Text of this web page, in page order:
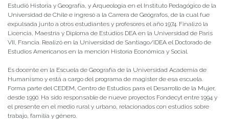
Estudió Historia y Geografía, y Arqueología en el Instituto Pedagógico de la
Universidad de Chile e ingresó a la Carrera de Geógrafos, de la cual fue
expulsada junto a otros estudiantes y profesores el año 1974. Finalizó la
Licencia, Maestría y Diploma de Estudios DEA en la Universidad de Paris
VII, Francia. Realizó en la Universidad de Santiago/IDEA el Doctorado de
Estudios Americanos en la mención Historia Económica y Social.
Es docente en la Escuela de Geografía de la Universidad Academia de
Humanismo y está a cargo del programa de magíster de esa escuela.
Forma parte del CEDEM, Centro de Estudios para el Desarrollo de la Mujer,
desde 1990. Ha sido responsable de nueve proyectos Fondecyt entre 1994 y
el presente en el medio rural y urbano, relacionados con estudios sobre
trabajo, familia y género.